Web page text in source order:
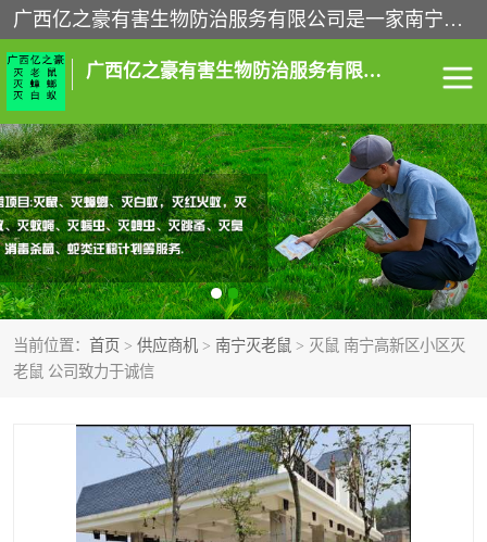
广西亿之豪有害生物防治服务有限公司是一家南宁灭鼠公司、灭蟑螂公司，南宁杀虫公司，南宁除虫公司，南宁灭跳蚤公司，南宁灭白蚁公司，南宁除四害公司,广西亿之豪有害生物防治服务有限公司专业灭蟑螂,除臭虫,其他害虫,服务上门,安全环保,售后保障,一次消杀，竭诚为您服务.
广西亿之豪有害生物防治服务有限公司
当前位置： 首页 > 供应商机 > 南宁灭老鼠 > 灭鼠 南宁高新区小区灭
老鼠 公司致力于诚信
南宁灭白蚁 南宁灭老鼠
南宁灭蟑螂 南宁杀虫
南宁除四害 南宁消杀
南宁除虫公司